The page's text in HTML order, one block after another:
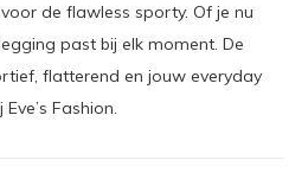
de flawless sporty. Of je nu
past bij elk moment. De
flatterend en jouw everyday
Fashion.